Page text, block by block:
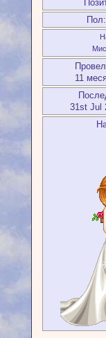
Пол:
11
31st Jul